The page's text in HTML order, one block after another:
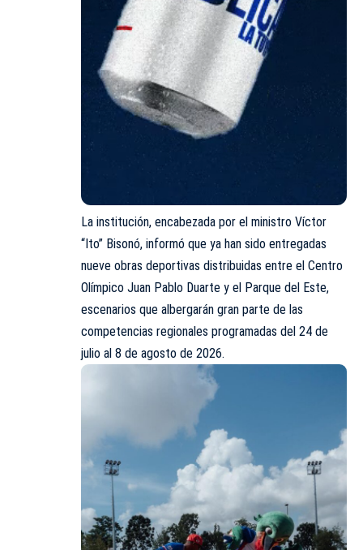
La institución, encabezada por el ministro Víctor
“Ito” Bisonó, informó que ya han sido entregadas
nueve obras deportivas distribuidas entre el Centro
Olímpico Juan Pablo Duarte y el Parque del Este,
escenarios que albergarán gran parte de las
competencias regionales programadas del 24 de
julio al 8 de agosto de 2026.